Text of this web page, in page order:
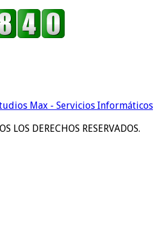
Max - Servicios Informáticos
DERECHOS RESERVADOS.